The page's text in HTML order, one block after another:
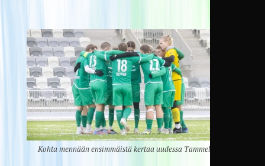
Kohta mennään ensimmäistä kertaa uudessa Tammelassa.